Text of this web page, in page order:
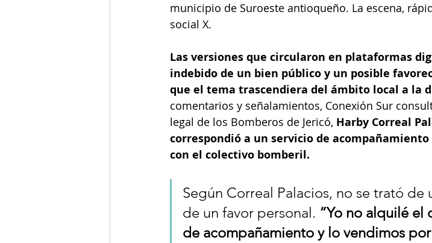
municipio de Suroeste antioqueño. La escena,
social X.
Las versiones que circularon en plataformas
indebido de un bien público y un posible
que el tema trascendiera del ámbito local a la
comentarios y señalamientos, Conexión Sur
legal de los Bomberos de Jericó, Harby Correal
correspondió a un servicio de
con el colectivo bomberil.
Según Correal Palacios, no se trató
de un favor personal. “Yo no alquilé el
de acompañamiento y lo vendimos